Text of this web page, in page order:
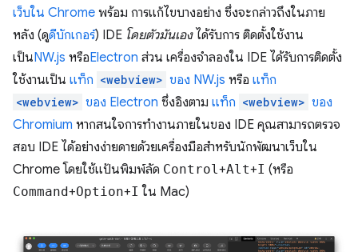
เว็บใน Chrome พร้อม การแก้ไขบางอย่าง ซึ่งจะกล่าวถึงในภาย
หลัง (ดูดีบักเกอร์) IDE โดยตัวมันเองได้รับการ ติดตั้งใช้งาน
เป็นNW.js หรือElectron ส่วน เครื่องจำลองใน IDE ได้รับการติดตั้ง
ใช้งานเป็น แท็ก <webview> ของ NW.js หรือ แท็ก
<webview> ของ Electron ซึ่งอิงตาม แท็ก <webview> ของ
Chromium หากสนใจการทำงานภายในของ IDE คุณสามารถตรวจ
สอบ IDE ได้อย่างง่ายดายด้วยเครื่องมือสำหรับนักพัฒนาเว็บใน
Chrome โดยใช้แป้นพิมพ์ลัด Control+Alt+I (หรือ
Command+Option+I ใน Mac)